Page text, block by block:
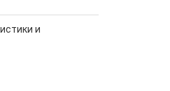
и